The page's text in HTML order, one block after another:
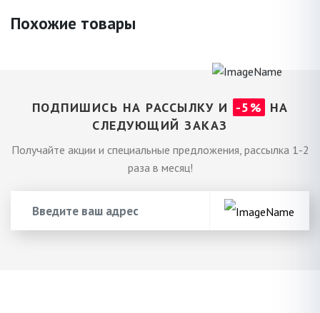
Похожие товары
ПОДПИШИСЬ НА РАССЫЛКУ И -5%
НА
СЛЕДУЮЩИЙ ЗАКАЗ
Получайте акции и специальные предложения, рассылка 1-2
раза в месяц!